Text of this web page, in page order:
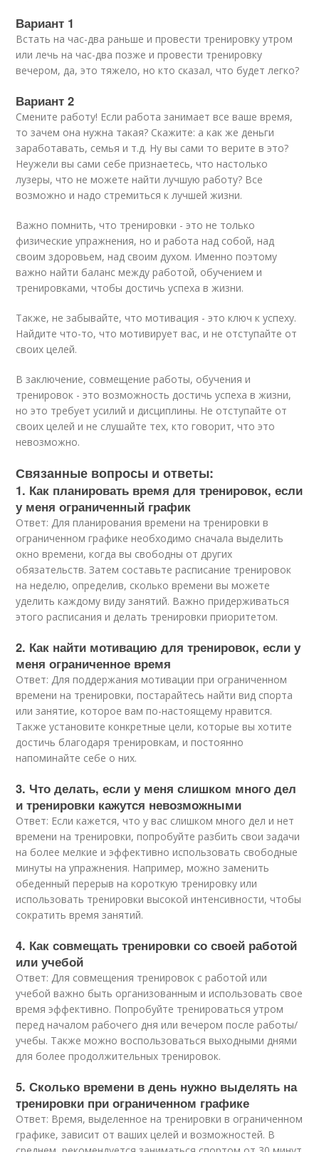
Вариант 1
Встать на час-два раньше и провести тренировку утром
или лечь на час-два позже и провести тренировку
вечером, да, это тяжело, но кто сказал, что будет легко?
Вариант 2
Смените работу! Если работа занимает все ваше время,
то зачем она нужна такая? Скажите: а как же деньги
заработавать, семья и т.д. Ну вы сами то верите в это?
Неужели вы сами себе признаетесь, что настолько
лузеры, что не можете найти лучшую работу? Все
возможно и надо стремиться к лучшей жизни.
Важно помнить, что тренировки - это не только
физические упражнения, но и работа над собой, над
своим здоровьем, над своим духом. Именно поэтому
важно найти баланс между работой, обучением и
тренировками, чтобы достичь успеха в жизни.
Также, не забывайте, что мотивация - это ключ к успеху.
Найдите что-то, что мотивирует вас, и не отступайте от
своих целей.
В заключение, совмещение работы, обучения и
тренировок - это возможность достичь успеха в жизни,
но это требует усилий и дисциплины. Не отступайте от
своих целей и не слушайте тех, кто говорит, что это
невозможно.
Связанные вопросы и ответы:
1. Как планировать время для тренировок, если
у меня ограниченный график
Ответ: Для планирования времени на тренировки в
ограниченном графике необходимо сначала выделить
окно времени, когда вы свободны от других
обязательств. Затем составьте расписание тренировок
на неделю, определив, сколько времени вы можете
уделить каждому виду занятий. Важно придерживаться
этого расписания и делать тренировки приоритетом.
2. Как найти мотивацию для тренировок, если у
меня ограниченное время
Ответ: Для поддержания мотивации при ограниченном
времени на тренировки, постарайтесь найти вид спорта
или занятие, которое вам по-настоящему нравится.
Также установите конкретные цели, которые вы хотите
достичь благодаря тренировкам, и постоянно
напоминайте себе о них.
3. Что делать, если у меня слишком много дел
и тренировки кажутся невозможными
Ответ: Если кажется, что у вас слишком много дел и нет
времени на тренировки, попробуйте разбить свои задачи
на более мелкие и эффективно использовать свободные
минуты на упражнения. Например, можно заменить
обеденный перерыв на короткую тренировку или
использовать тренировки высокой интенсивности, чтобы
сократить время занятий.
4. Как совмещать тренировки со своей работой
или учебой
Ответ: Для совмещения тренировок с работой или
учебой важно быть организованным и использовать свое
время эффективно. Попробуйте тренироваться утром
перед началом рабочего дня или вечером после работы/
учебы. Также можно воспользоваться выходными днями
для более продолжительных тренировок.
5. Сколько времени в день нужно выделять на
тренировки при ограниченном графике
Ответ: Время, выделенное на тренировки в ограниченном
графике, зависит от ваших целей и возможностей. В